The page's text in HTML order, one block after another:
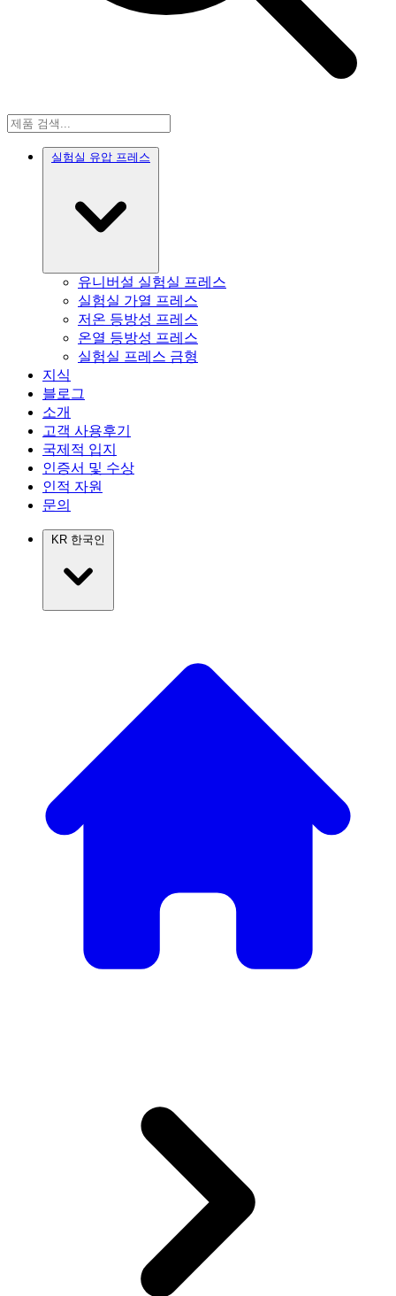
실험실 유압 프레스
유니버설 실험실 프레스
실험실 가열 프레스
저온 등방성 프레스
온열 등방성 프레스
실험실 프레스 금형
지식
블로그
소개
고객 사용후기
국제적 입지
인증서 및 수상
인적 자원
문의
KR 한국인